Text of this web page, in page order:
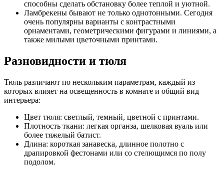
способны сделать обстановку более теплой и уютной.
Ламбрекены бывают не только однотонными. Сегодня
очень популярны варианты с контрастными
орнаментами, геометрическими фигурами и линиями, а
также милыми цветочными принтами.
Разновидности и тюля
Тюль различают по нескольким параметрам, каждый из
которых влияет на освещенность в комнате и общий вид
интерьера:
Цвет тюля: светлый, темный, цветной с принтами.
Плотность ткани: легкая органза, шелковая вуаль или
более тяжелый батист.
Длина: короткая занавеска, длинное полотно с
драпировкой фестонами или со стелющимся по полу
подолом.